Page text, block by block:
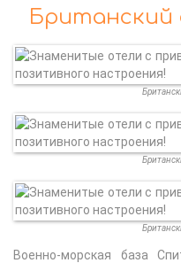
Военно-морская база